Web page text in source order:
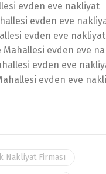
evden eve nakliyat
evden eve
evden eve nakliyat
Mahallesi evden eve
evden eve
evden eve
Nakliyat Firması